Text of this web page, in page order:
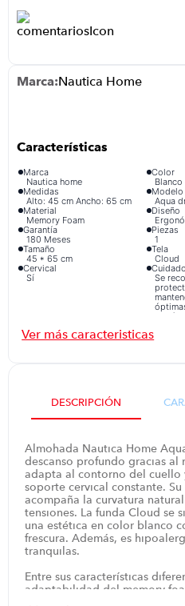
Nautica Home
Marca
Nautica home
Color
Blanco
Medidas
Alto: 45 cm Ancho: 65 cm
Modelo
Aqua
Material
Memory Foam
Diseño
Garantía
180 Meses
Piezas
1
Tamaño
45 * 65 cm
Tela
Cloud
Cervical
Sí
Se
Sí
DESCRIPCIÓN
Almohada Nautica Home
descanso profundo gracias al
adapta al contorno del cuello
soporte cervical constante.
acompaña la curvatura
tensiones. La funda Cloud se
una estética en color blanco
frescura. Además, es
tranquilas.
Entre sus características
adaptabilidad del memory
7. celular
9. congelador